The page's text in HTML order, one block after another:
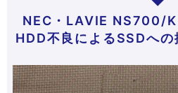
NEC・LAVIE NS700/K
HDD不良によるSSDへの